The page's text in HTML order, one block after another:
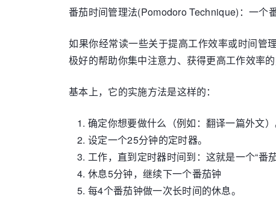
番茄时间管理法(Pomodoro Technique)：一个
如果你经常读一些关于提高工作效率或时间管
极好的帮助你集中注意力、获得更高工作效率的
基本上，它的实施方法是这样的：
确定你想要做什么（例如：翻译一篇外文）
设定一个25分钟的定时器。
工作，直到定时器时间到：这就是一个“番茄
休息5分钟，继续下一个番茄钟
每4个番茄钟做一次长时间的休息。